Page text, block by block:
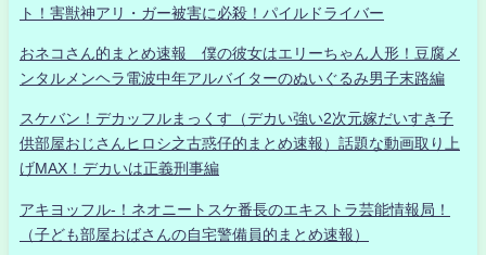
ト！害獣神アリ・ガー被害に必殺！パイルドライバー
おネコさん的まとめ速報 僕の彼女はエリーちゃん人形！豆腐メ
ンタルメンヘラ電波中年アルバイターのぬいぐるみ男子末路編
スケバン！デカッフルまっくす（デカい強い2次元嫁だいすき子
供部屋おじさんヒロシ之古惑仔的まとめ速報）話題な動画取り上
げMAX！デカいは正義刑事編
アキヨッフル-！ネオニートスケ番長のエキストラ芸能情報局！
（子ども部屋おばさんの自宅警備員的まとめ速報）